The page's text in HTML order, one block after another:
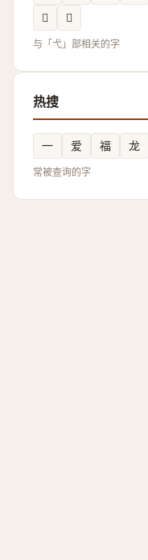
𢍻
𢎖
与「弋」部相关的字
热搜
一 爱 福 龙
常被查询的字